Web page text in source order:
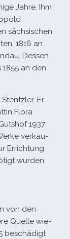
Jahre. Ihm
säch­si­schen
1816 an
Dessen
an den
Er
Flora
1937
ver­kau­
Errichtung
wurden.
von den
Quelle wie­
beschä­digt